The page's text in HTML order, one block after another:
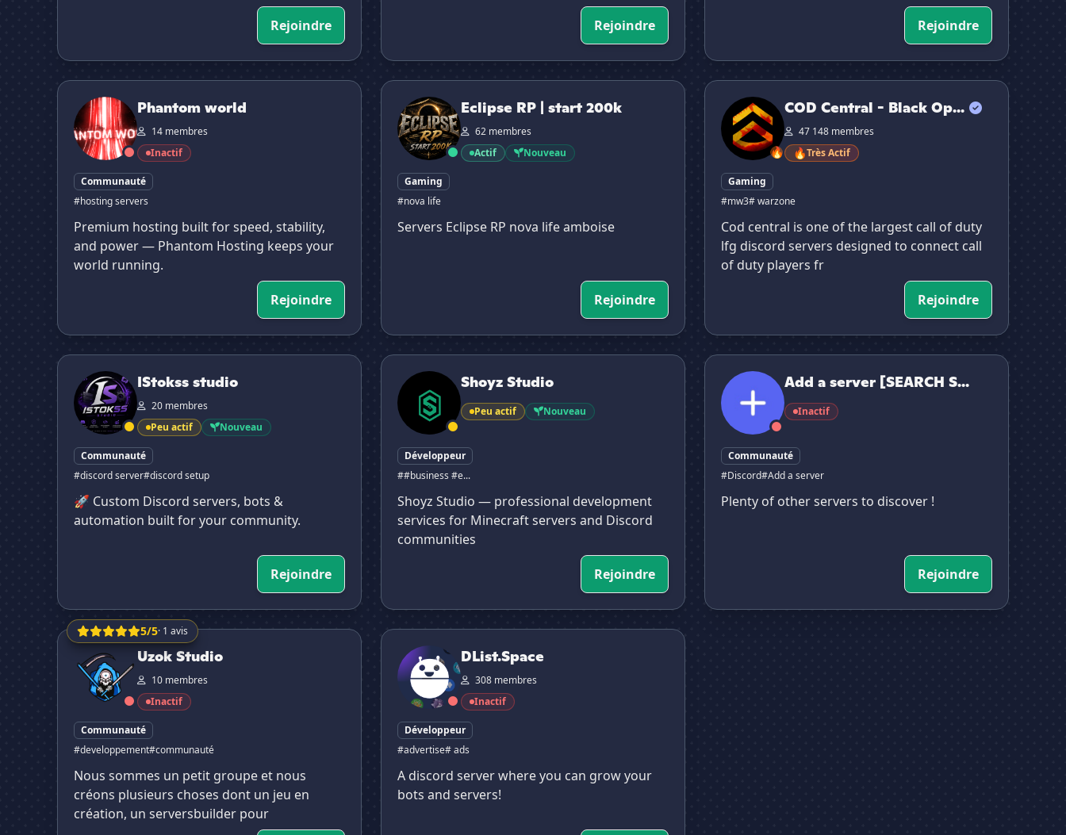
Rejoindre
Rejoindre
Rejoindre
Phantom world
Phantom world
14 membres
Inactif
Communauté
#hosting servers
Premium hosting built for speed, stability,
and power — Phantom Hosting keeps your
world running.
Rejoindre
Eclipse RP | start 200k
Eclipse RP | start 200k
62 membres
Actif
Nouveau
Gaming
#nova life
Servers Eclipse RP nova life amboise
Rejoindre
COD Central - Black Ops 7 (BO7) & Warzone Discord
🔥
COD Central - Black Op...
47 148 membres
🔥Très Actif
Gaming
#mw3# warzone
Cod central is one of the largest call of duty
lfg discord servers designed to connect call
of duty players fr
Rejoindre
IStokss studio
IStokss studio
20 membres
Peu actif
Nouveau
Communauté
#discord server#discord setup
🚀 Custom Discord servers, bots &
automation built for your community.
Rejoindre
Shoyz Studio
Shoyz Studio
Peu actif Nouveau
Développeur
##business #e...
Shoyz Studio — professional development
services for Minecraft servers and Discord
communities
Rejoindre
Add a server [SEARCH SERVER]
Add a server [SEARCH S...
Inactif
Communauté
#Discord#Add a server
Plenty of other servers to discover !
Rejoindre
5/5· 1 avis
Uzok Studio
Uzok Studio
10 membres
Inactif
Communauté
#developpement#communauté
Nous sommes un petit groupe et nous
créons plusieurs choses dont un jeu en
création, un serversbuilder pour
DList.Space
DList.Space
308 membres
Inactif
Développeur
#advertise# ads
A discord server where you can grow your
bots and servers!